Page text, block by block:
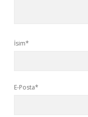
İsim*
E-Posta*